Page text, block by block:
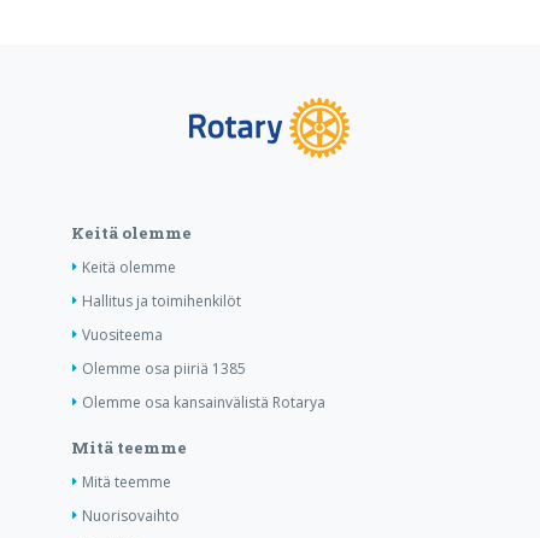
Keitä olemme
Keitä olemme
Hallitus ja toimihenkilöt
Vuositeema
Olemme osa piiriä 1385
Olemme osa kansainvälistä Rotarya
Mitä teemme
Mitä teemme
Nuorisovaihto